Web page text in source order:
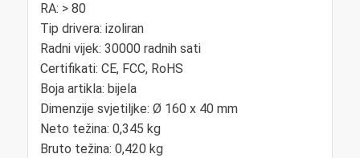
RA: > 80
Tip drivera: izoliran
Radni vijek: 30000 radnih sati
Certifikati: CE, FCC, RoHS
Boja artikla: bijela
Dimenzije svjetiljke: Ø 160 x 40 mm
Neto težina: 0,345 kg
Bruto težina: 0,420 kg